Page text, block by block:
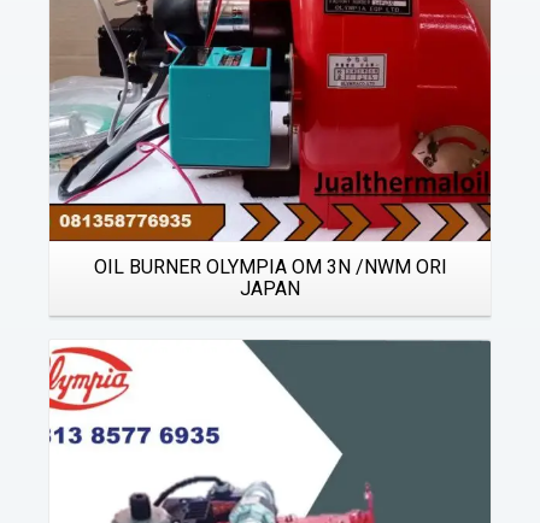
OIL BURNER OLYMPIA OM 3N /NWM ORI
JAPAN